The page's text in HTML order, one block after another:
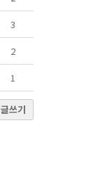
3
2
1
글쓰기